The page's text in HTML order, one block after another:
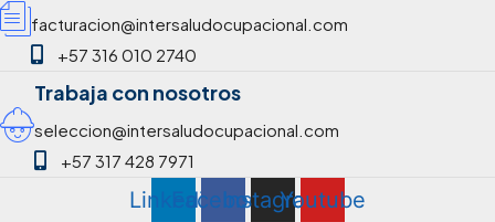
facturacion@intersaludocupacional.com
+57 316 010 2740
Trabaja con nosotros
seleccion@intersaludocupacional.com
+57 317 428 7971
LinkedinFacebook
InstagramYoutube